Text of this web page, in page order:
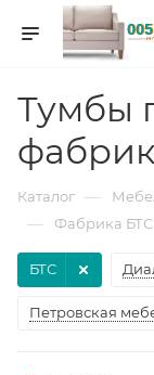
Тумбы
Каталог —
— Фабрика
Петровская
БТС